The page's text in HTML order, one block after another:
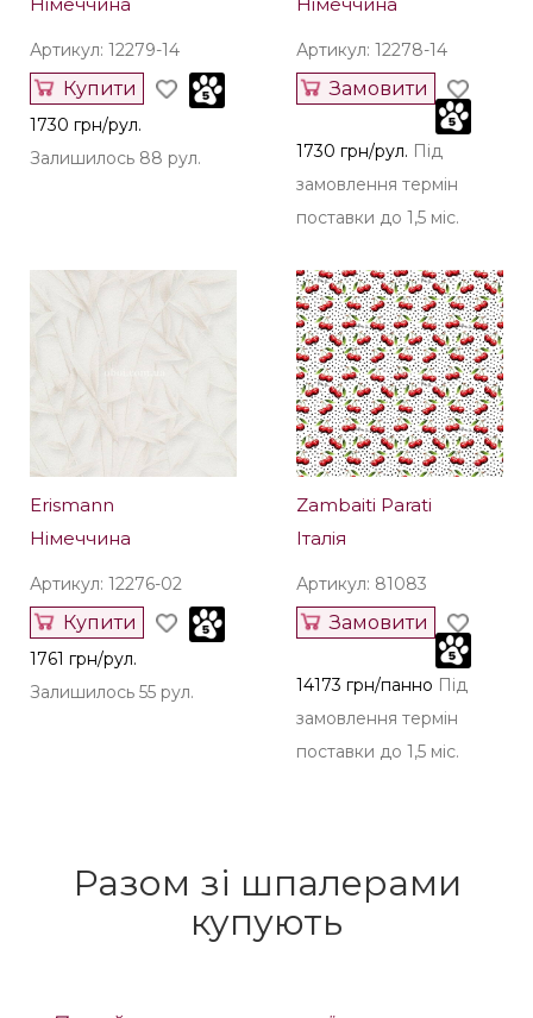
Артикул: 12279-14
Купити
1730 грн/рул.
Залишилось 88 рул.
Артикул: 12278-14
Замовити
1730 грн/рул. Під
замовлення термін
поставки до 1,5 міс.
Erismann
Німеччина
Артикул: 12276-02
Купити
1761 грн/рул.
Залишилось 55 рул.
Zambaiti Parati
Італія
Артикул: 81083
Замовити
14173 грн/панно Під
замовлення термін
поставки до 1,5 міс.
Разом зі шпалерами
купують